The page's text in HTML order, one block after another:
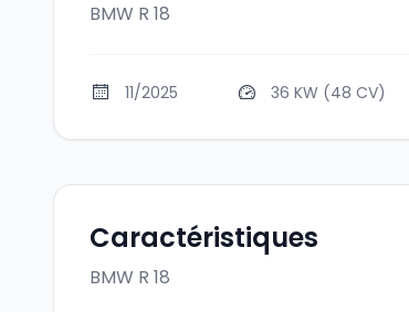
BMW R 18
11/2025 36 KW (48 CV)
Caractéristiques
BMW R 18